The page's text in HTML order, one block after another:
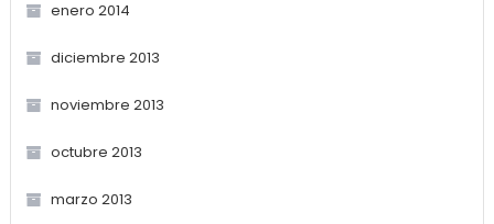
enero 2014
diciembre 2013
noviembre 2013
octubre 2013
marzo 2013